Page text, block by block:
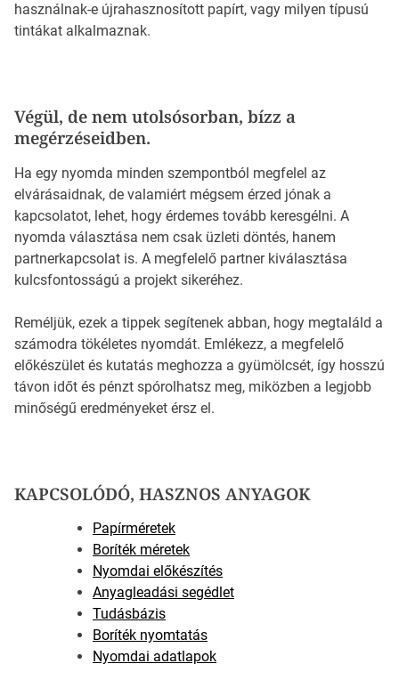
használnak-e újrahasznosított papírt, vagy milyen típusú
tintákat alkalmaznak.
Végül, de nem utolsósorban, bízz a
megérzéseidben.
Ha egy nyomda minden szempontból megfelel az
elvárásaidnak, de valamiért mégsem érzed jónak a
kapcsolatot, lehet, hogy érdemes tovább keresgélni. A
nyomda választása nem csak üzleti döntés, hanem
partnerkapcsolat is. A megfelelő partner kiválasztása
kulcsfontosságú a projekt sikeréhez.
Reméljük, ezek a tippek segítenek abban, hogy megtaláld a
számodra tökéletes nyomdát. Emlékezz, a megfelelő
előkészület és kutatás meghozza a gyümölcsét, így hosszú
távon időt és pénzt spórolhatsz meg, miközben a legjobb
minőségű eredményeket érsz el.
KAPCSOLÓDÓ, HASZNOS ANYAGOK
Papírméretek
Boríték méretek
Nyomdai előkészítés
Anyagleadási segédlet
Tudásbázis
Boríték nyomtatás
Nyomdai adatlapok